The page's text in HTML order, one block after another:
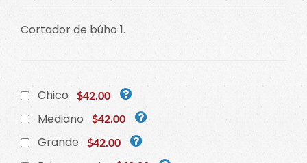
Cortador de búho 1.
Chico $42.00
Mediano $42.00
Grande $42.00